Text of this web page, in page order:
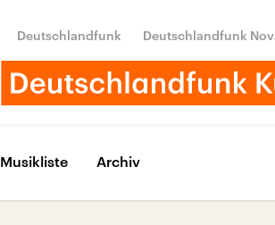
Deutschlandfunk Deutschlandfunk
Musikliste Archiv